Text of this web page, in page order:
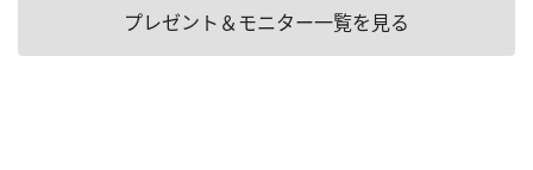
プレゼント＆モニター一覧を見る